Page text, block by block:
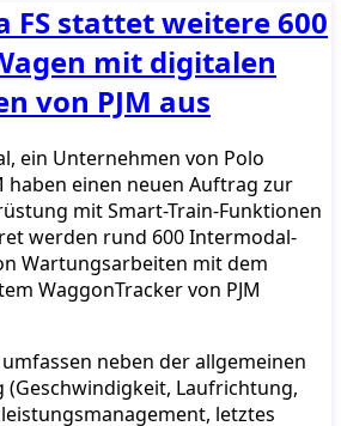
FS stattet weitere 600
mit digitalen
von PJM aus
ein Unternehmen von Polo
haben einen neuen Auftrag zur
mit Smart-Train-Funktionen
werden rund 600 Intermodal-
Wartungsarbeiten mit dem
WaggonTracker von PJM
neben der allgemeinen
(Geschwindigkeit, Laufrichtung,
letztes